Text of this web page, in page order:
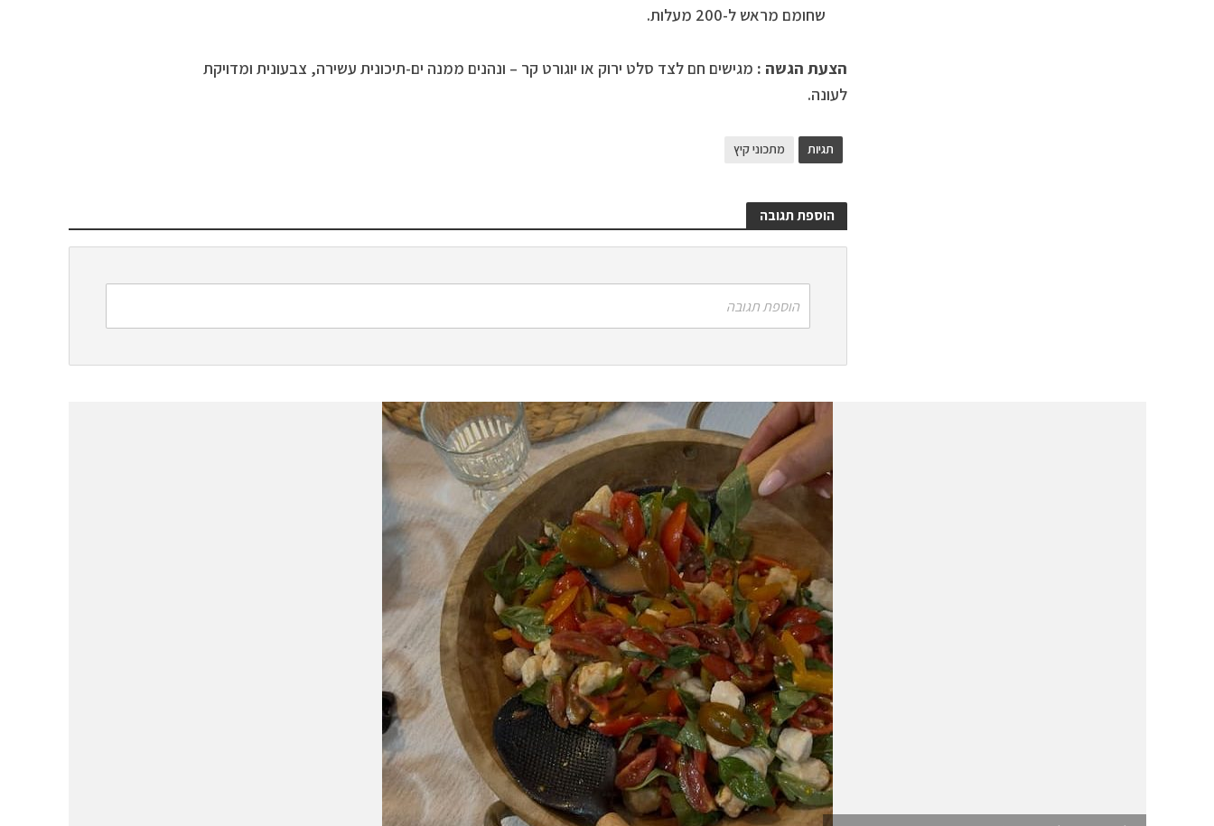
שחומם מראש ל-200 מעלות.
הצעת הגשה : מגישים חם לצד סלט ירוק או יוגורט קר – ונהנים ממנה ים-תיכונית עשירה, צבעונית ומדויקת
לעונה.
תגיות מתכוני קיץ
הוספת תגובה
הוספת תגובה